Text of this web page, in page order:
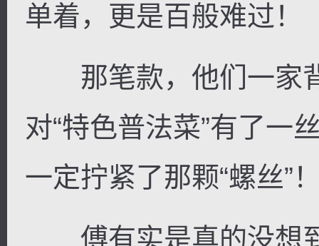
单着，更是百般难过！
那笔款，他们一家
对“特色普法菜”有了
一定拧紧了那颗“螺丝”
傅有实是真的没想